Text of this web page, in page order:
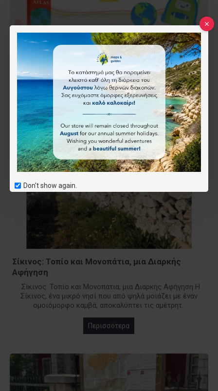
Don't show again.
Οι χάρτες της Ελλάδας ως απαραίτητο
εκπαιδευτικό εργαλείο για τα παιδιά.
Γιατί οι Χάρτες και οι Υδρόγειοι σφαίρες είναι
απαραίτητοι για την εκπαίδευση των παιδιών Σε έναν
κόσμο που είνια όλο και περισσότερο διασυνδεδεμένο..
Περισσότερα
Σίκινος: Τοπίο και Μονοπάτια, μια Διαρκής
Αφήγηση
Σίκινος: Τοπίο και Μονοπάτια, μια Διαρκής Αφήγηση Η
Σίκινος, ένα μικρό νησί που από ψηλά μοιάζει με έναν
ομοιόμορφο καμβά, αποκαλύπτει τις αμέτρητ..
Περισσότερα